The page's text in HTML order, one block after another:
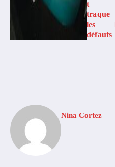
t
traque
les
défauts
Nina Cortez